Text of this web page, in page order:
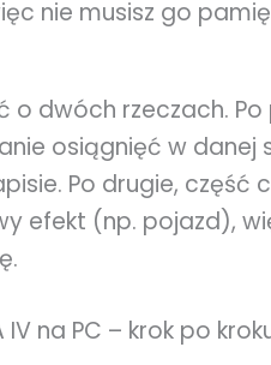
nie musisz go
dwóch rzeczach. Po
osiągnięć w danej
Po drugie, część
efekt (np. pojazd),
na PC – krok po